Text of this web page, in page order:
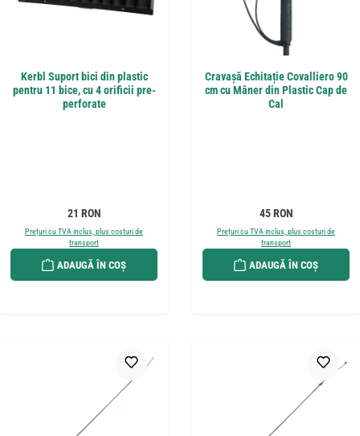
Kerbl Suport bici din plastic
pentru 11 bice, cu 4 orificii pre-
perforate
Preț obișnuit:
21 RON
Prețuri cu TVA inclus, plus costuri de
transport
ADAUGĂ ÎN COȘ
Cravașă Echitație Covalliero 90
cm cu Mâner din Plastic Cap de
Cal
Preț obișnuit:
45 RON
Prețuri cu TVA inclus, plus costuri de
transport
ADAUGĂ ÎN COȘ